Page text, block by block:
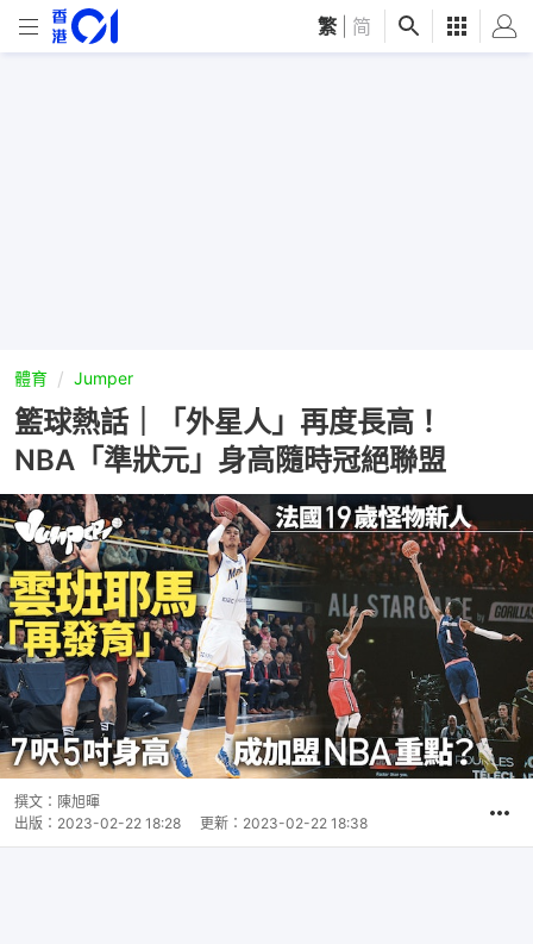
繁 简
體育 Jumper
籃球熱話｜「外星人」再度長高！
NBA「準狀元」身高隨時冠絕聯盟
撰文： 陳旭暉
出版： 2023-02-22 18:28 更新： 2023-02-22 18:38